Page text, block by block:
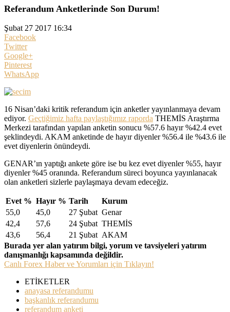
Referandum Anketlerinde Son Durum!
Şubat 27 2017 16:34
Facebook
Twitter
Google+
Pinterest
WhatsApp
16 Nisan’daki kritik referandum için anketler yayınlanmaya devam
ediyor. Geçtiğimiz hafta paylaştığımız raporda THEMİS Araştırma
Merkezi tarafından yapılan anketin sonucu %57.6 hayır %42.4 evet
şeklindeydi. AKAM anketinde de hayır diyenler %56.4 ile %43.6 ile
evet diyenlerin önündeydi.
GENAR’ın yaptığı ankete göre ise bu kez evet diyenler %55, hayır
diyenler %45 oranında. Referandum süreci boyunca yayınlanacak
olan anketleri sizlerle paylaşmaya devam edeceğiz.
Evet % Hayır % Tarih
Kurum
55,0
45,0 27 Şubat Genar
42,4
57,6 24 Şubat THEMİS
43,6
56,4 21 Şubat AKAM
Burada yer alan yatırım bilgi, yorum ve tavsiyeleri yatırım
danışmanlığı kapsamında değildir.
Canlı Forex Haber ve Yorumları için Tıklayın!
ETİKETLER
anayasa referandumu
başkanlık referandumu
referandum anketi